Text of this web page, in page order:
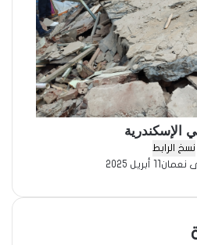
الإسكندرية
نسخ الرابط
نعمان